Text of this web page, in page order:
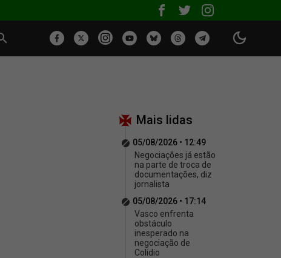
Mais lidas
05/08/2026 • 12:49
Negociações já estão
na parte de troca de
documentações, diz
jornalista
05/08/2026 • 17:14
Vasco enfrenta
obstáculo
inesperado na
negociação de
Colidio